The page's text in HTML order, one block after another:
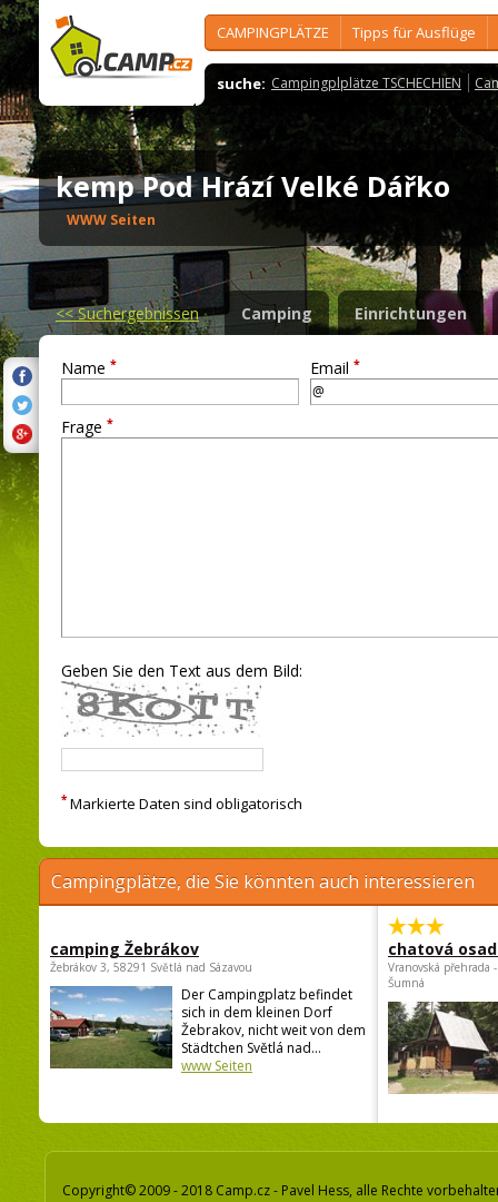
CAMPINGPLÄTZE Tipps für Ausflüge
suche: Campingplplätze TSCHECHIEN
kemp Pod Hrází Velké Dářko
WWW Seiten
<<Suchergebnissen Camping Einrichtungen
Name * Email *
Frage *
Geben Sie den Text aus dem Bild:
* Markierte Daten sind obligatorisch
Campingplätze, die Sie könnten auch interessieren
camping Žebrákov
Žebrákov 3, 58291 Světlá nad Sázavou
Der Campingplatz befindet
sich in dem kleinen Dorf
Žebrakov, nicht weit von dem
Städtchen Světlá nad...
www Seiten
chatová
Vranovská přehrada
Šumná
Copyright© 2009 - 2018 Camp.cz - Pavel Hess, alle Rechte